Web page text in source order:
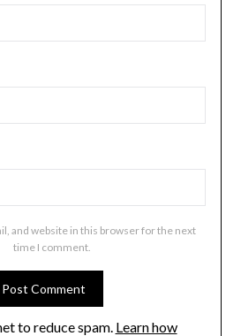
and website in this browser for the next
time I comment.
to reduce spam. Learn how